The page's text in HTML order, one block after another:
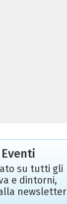
su tutti gli
e dintorni,
newsletter